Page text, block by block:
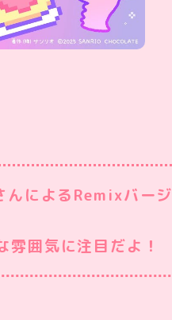
によるRemixバージ
囲気に注目だよ！